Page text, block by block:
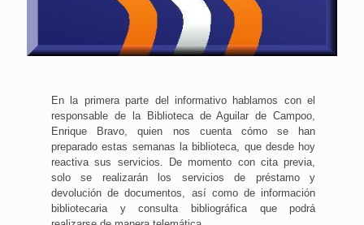
En la primera parte del informativo hablamos con el
responsable de la Biblioteca de Aguilar de Campoo,
Enrique Bravo, quien nos cuenta cómo se han
preparado estas semanas la biblioteca, que desde hoy
reactiva sus servicios. De momento con cita previa,
solo se realizarán los servicios de préstamo y
devolución de documentos, así como de información
bibliotecaria y consulta bibliográfica que podrá